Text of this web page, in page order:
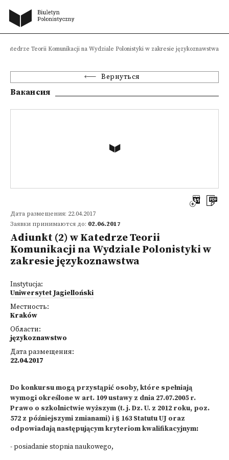
Katedrze Teorii Komunikacji na Wydziale Polonistyki w zakresie językoznawstwa
Вернуться
Вакансия
Дата размещения: 22.04.2017
Заявки принимаются до: 02.06.2017
Adiunkt (2) w Katedrze Teorii
Komunikacji na Wydziale Polonistyki w
zakresie językoznawstwa
Instytucja:
Uniwersytet Jagielloński
Местность:
Kraków
Области:
językoznawstwo
Дата размещения:
22.04.2017
Do konkursu mogą przystąpić osoby, które spełniają
wymogi określone w art. 109 ustawy z dnia 27.07.2005 r.
Prawo o szkolnictwie wyższym (t. j. Dz. U. z 2012 roku, poz.
572 z późniejszymi zmianami) i § 163 Statutu UJ oraz
odpowiadają następującym kryteriom kwalifikacyjnym:
- posiadanie stopnia naukowego,